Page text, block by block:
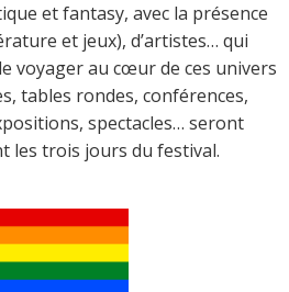
et fantasy, avec la présence
et jeux), d’artistes… qui
voyager au cœur de ces univers
tables rondes, conférences,
spectacles… seront
les trois jours du festival.